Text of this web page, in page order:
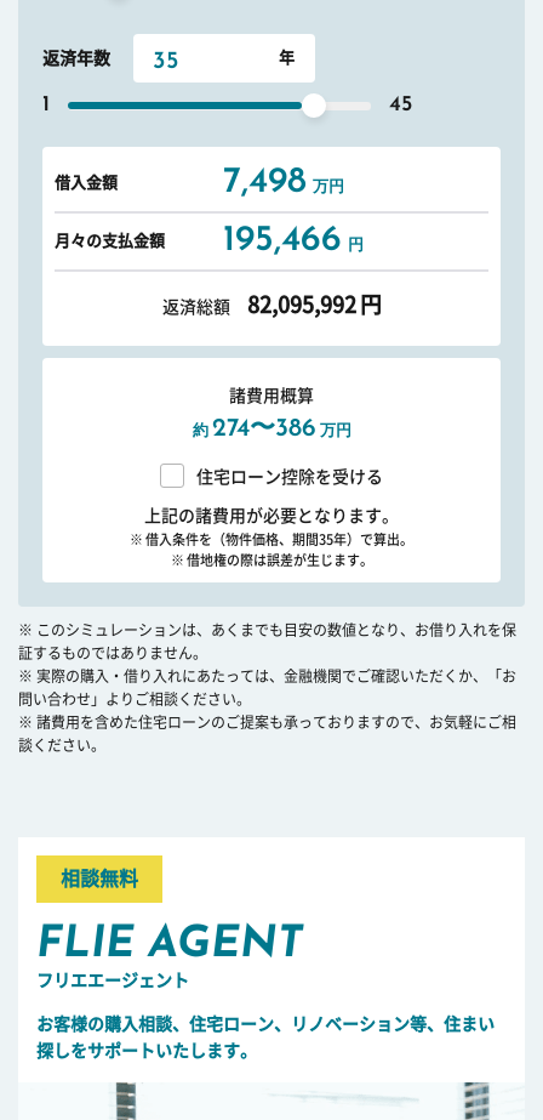
返済年数
1 45
借入金額 7,498 万円
月々の支払金額 195,466 円
返済総額 82,095,992 円
諸費用概算
約 274〜386 万円
住宅ローン控除を受ける
上記の諸費用が必要となります。
※ 借入条件を（物件価格、期間35年）で算出。
※ 借地権の際は誤差が生じます。
※ このシミュレーションは、あくまでも目安の数値となり、お借り入れを保
証するものではありません。
※ 実際の購入・借り入れにあたっては、金融機関でご確認いただくか、「お
問い合わせ」よりご相談ください。
※ 諸費用を含めた住宅ローンのご提案も承っておりますので、お気軽にご相
談ください。
相談無料
FLIE AGENT
フリエエージェント
お客様の購入相談、住宅ローン、リノベーション等、住まい
探しをサポートいたします。